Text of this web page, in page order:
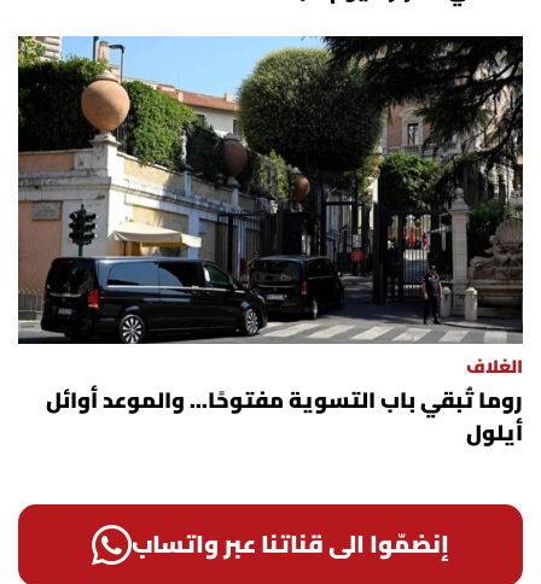
شروط الإشتراك
Digital solutions by
الغلاف
روما تُبقي باب التسوية مفتوحًا... والموعد أوائل
أيلول
إنضمّوا الى قناتنا عبر واتساب